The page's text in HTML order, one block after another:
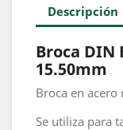
Descripción
Broca DIN
15.50mm
Broca en
Se utiliza para